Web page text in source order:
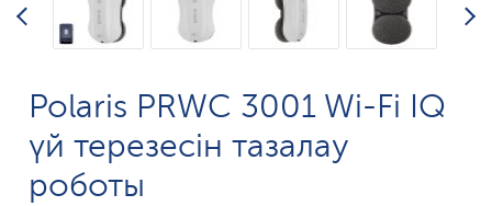
Polaris PRWC 3001 Wi-Fi IQ
үй терезесін тазалау
роботы